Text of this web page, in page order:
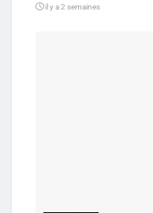
il y a 2 semaines